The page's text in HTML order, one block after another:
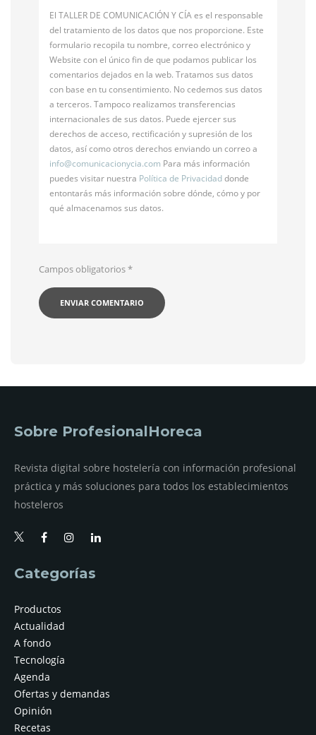
El TALLER DE COMUNICACIÓN Y CÍA es el responsable
del tratamiento de los datos que nos proporcione. Este
formulario recopila tu nombre, correo electrónico y
Website con el único fin de que podamos publicar los
comentarios dejados en la web. Tratamos sus datos
con base en tu consentimiento. No cedemos sus datos
a terceros. Tampoco realizamos transferencias
internacionales de sus datos. Puede ejercer sus
derechos de acceso, rectificación y supresión de los
datos, así como otros derechos enviando un correo a
info@comunicacionycia.com Para más información
puedes visitar nuestra Política de Privacidaddonde
entontarás más información sobre dónde, cómo y por
qué almacenamos sus datos.
Campos obligatorios*
Sobre ProfesionalHoreca
Revista digital sobre hostelería con información profesional
práctica y más soluciones para todos los establecimientos
hosteleros
Categorías
Productos
Actualidad
A fondo
Tecnología
Agenda
Ofertas y demandas
Opinión
Recetas